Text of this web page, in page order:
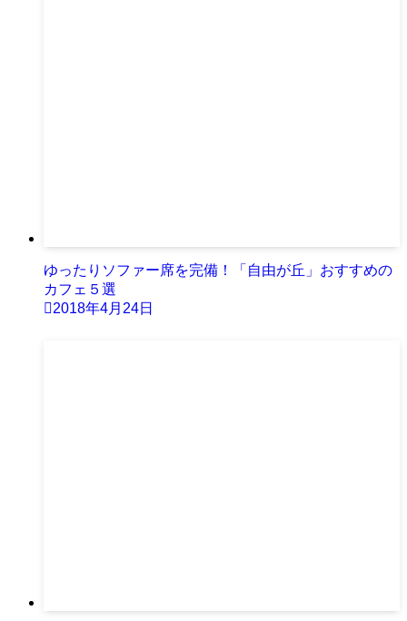
ゆったりソファー席を完備！「自由が丘」おすすめの
カフェ５選
2018年4月24日